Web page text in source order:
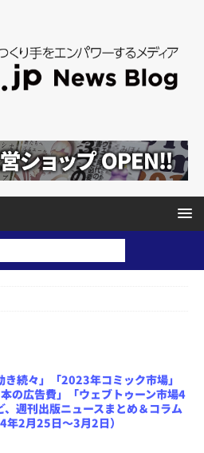
き続々」「2023年コミック市場」
の広告費」「ウェブトゥーン市場4
、週刊出版ニュースまとめ＆コラム
2月25日～3月2日）